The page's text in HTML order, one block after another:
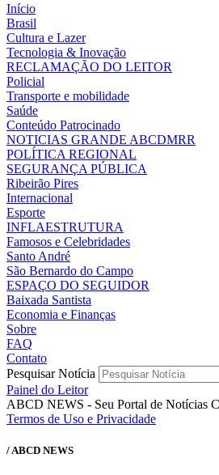
Início
Brasil
Cultura e Lazer
Tecnologia & Inovação
RECLAMAÇÃO DO LEITOR
Policial
Transporte e mobilidade
Saúde
Conteúdo Patrocinado
NOTICIAS GRANDE ABCDMRR
POLÍTICA REGIONAL
SEGURANÇA PÚBLICA
Ribeirão Pires
Internacional
Esporte
INFLAESTRUTURA
Famosos e Celebridades
Santo André
São Bernardo do Campo
ESPAÇO DO SEGUIDOR
Baixada Santista
Economia e Finanças
Sobre
FAQ
Contato
Pesquisar Notícia
Painel do Leitor
ABCD NEWS - Seu Portal de Notícias
Termos de Uso e Privacidade
/ ABCD NEWS